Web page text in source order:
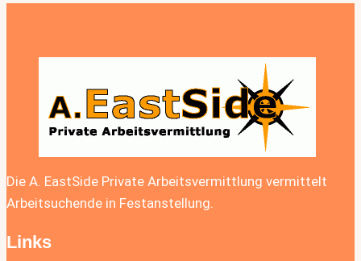
Die A. EastSide Private Arbeitsvermittlung vermittelt
Arbeitsuchende in Festanstellung.
Links